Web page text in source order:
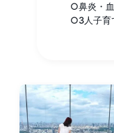
○鼻炎・
○3人子育